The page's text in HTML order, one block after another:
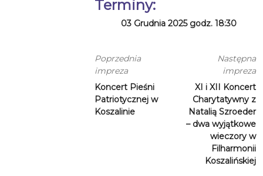
Terminy:
03 Grudnia 2025 godz. 18:30
Poprzednia
impreza
Koncert Pieśni
Patriotycznej w
Koszalinie
Następna
impreza
XI i XII Koncert
Charytatywny z
Natalią Szroeder
– dwa wyjątkowe
wieczory w
Filharmonii
Koszalińskiej